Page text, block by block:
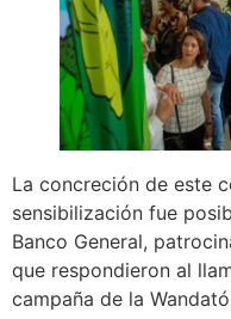
La concreción de este
sensibilización fue
Banco General,
que respondieron al
campaña de la